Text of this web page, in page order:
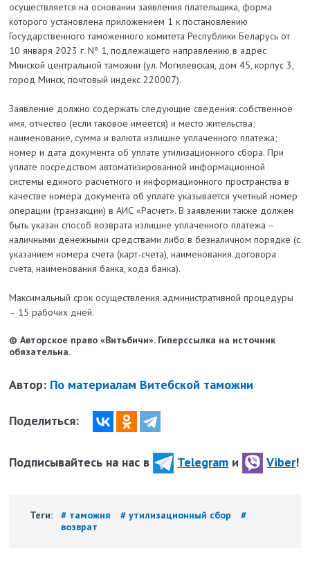
осуществляется на основании заявления плательщика, форма
которого установлена приложением 1 к постановлению
Государственного таможенного комитета Республики Беларусь от
10 января 2023 г. Nº 1, подлежащего направлению в адрес
Минской центральной таможни (ул. Могилевская, дом 45, корпус 3,
город Минск, почтовый индекс 220007).
Заявление должно содержать следующие сведения: собственное
имя, отчество (если таковое имеется) и место жительства;
наименование, сумма и валюта излишне уплаченного платежа;
номер и дата документа об уплате утилизационного сбора. При
уплате посредством автоматизированной информационной
системы единого расчетного и информационного пространства в
качестве номера документа об уплате указывается учетный номер
операции (транзакции) в АИС «Расчет». В заявлении также должен
быть указан способ возврата излишне уплаченного платежа –
наличными денежными средствами либо в безналичном порядке (с
указанием номера счета (карт-счета), наименования договора
счета, наименования банка, кода банка).
Максимальный срок осуществления административной процедуры
– 15 рабочих дней.
© Авторское право «Витьбичи». Гиперссылка на источник
обязательна.
Автор: По материалам Витебской таможни
Поделиться:
Подписывайтесь на нас в Telegram и Viber!
Теги: # таможня # утилизационный сбор
#
возврат